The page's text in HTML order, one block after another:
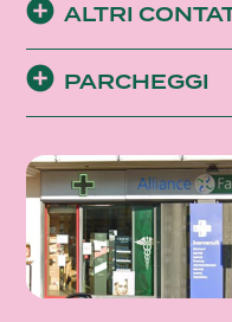
ALTRI
PARCHEGGI